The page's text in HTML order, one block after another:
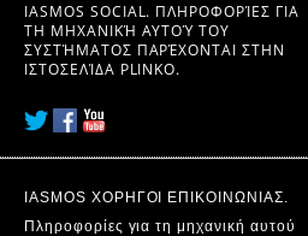
IASMOS SOCIAL. ΠΛΗΡΟΦΟΡΊΕΣ ΓΙΑ
ΤΗ ΜΗΧΑΝΙΚΉ ΑΥΤΟΎ ΤΟΥ
ΣΥΣΤΉΜΑΤΟΣ ΠΑΡΈΧΟΝΤΑΙ ΣΤΗΝ
ΙΣΤΟΣΕΛΊΔΑ PLINKO.
IASMOS ΧΟΡΗΓΟΙ ΕΠΙΚΟΙΝΩΝΙΑΣ.
Πληροφορίες για τη μηχανική αυτού